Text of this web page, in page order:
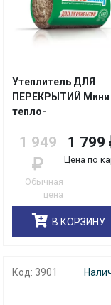
Утеплитель ДЛЯ
ПЕРЕКРЫТИЙ Мини
тепло-
изделие TR040
50*600*7000мм
ТеплоKNAUF/
1 949
Обычная
цена
1 799
Цена по
В КОРЗИНУ
Код: 3901